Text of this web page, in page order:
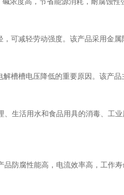
减轻劳动强度。该产品采用金属
槽电压降低的重要原因。该产品
活用水和食品用具的消毒、工
腐性能高，电流效率高，工作